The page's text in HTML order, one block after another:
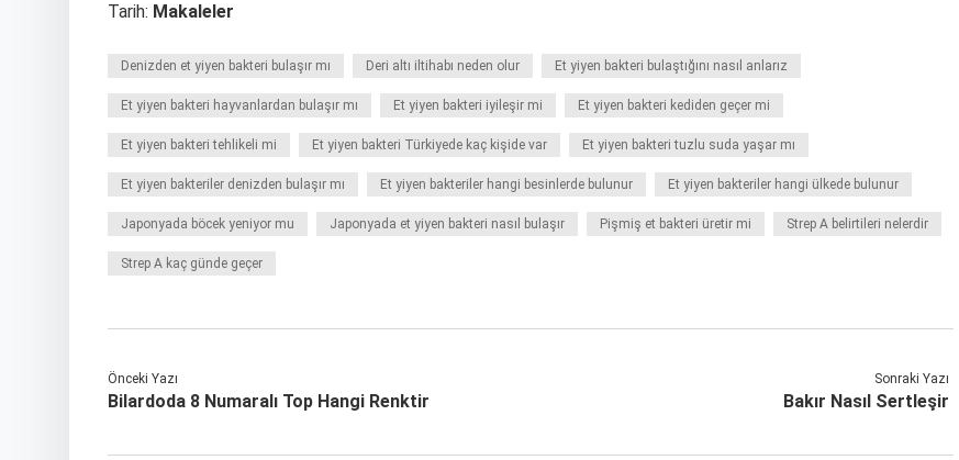
Tarih: Makaleler
Denizden et yiyen bakteri bulaşır mı Deri altı iltihabı neden olur Et yiyen bakteri bulaştığını nasıl anlarız
Et yiyen bakteri hayvanlardan bulaşır mı Et yiyen bakteri iyileşir mi Et yiyen bakteri kediden geçer mi
Et yiyen bakteri tehlikeli mi Et yiyen bakteri Türkiyede kaç kişide var Et yiyen bakteri tuzlu suda yaşar mı
Et yiyen bakteriler denizden bulaşır mı Et yiyen bakteriler hangi besinlerde bulunur Et yiyen bakteriler hangi ülkede bulunur
Japonyada böcek yeniyor mu Japonyada et yiyen bakteri nasıl bulaşır Pişmiş et bakteri üretir mi Strep A belirtileri nelerdir
Strep A kaç günde geçer
Önceki Yazı
Bilardoda 8 Numaralı Top Hangi Renktir
Sonraki Yazı
Bakır Nasıl Sertleşir